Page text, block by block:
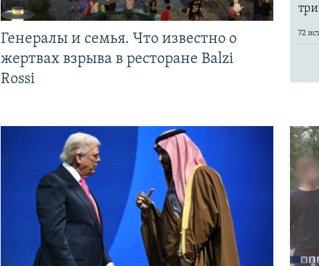
Генералы и семья. Что известно о
жертвах взрыва в ресторане Balzi
Rossi